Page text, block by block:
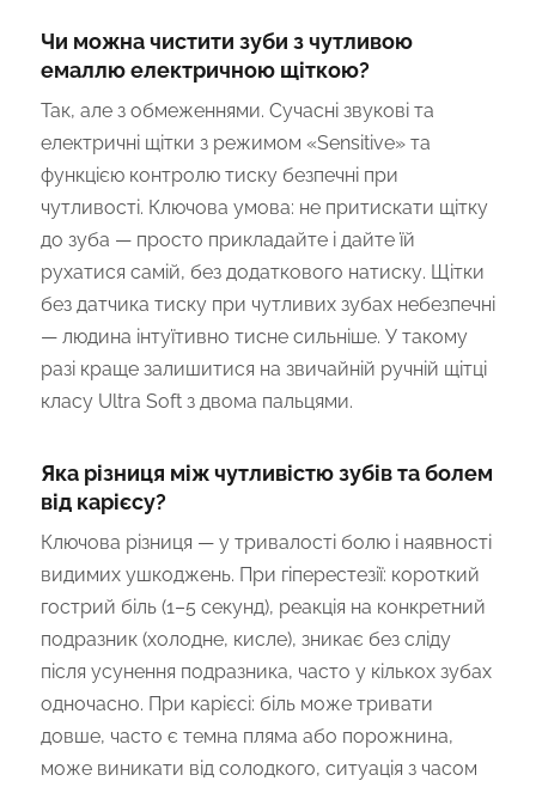
Чи можна чистити зуби з чутливою
емаллю електричною щіткою?
Так, але з обмеженнями. Сучасні звукові та
електричні щітки з режимом «Sensitive» та
функцією контролю тиску безпечні при
чутливості. Ключова умова: не притискати щітку
до зуба — просто прикладайте і дайте їй
рухатися самій, без додаткового натиску. Щітки
без датчика тиску при чутливих зубах небезпечні
— людина інтуїтивно тисне сильніше. У такому
разі краще залишитися на звичайній ручній щітці
класу Ultra Soft з двома пальцями.
Яка різниця між чутливістю зубів та болем
від карієсу?
Ключова різниця — у тривалості болю і наявності
видимих ушкоджень. При гіперестезії: короткий
гострий біль (1–5 секунд), реакція на конкретний
подразник (холодне, кисле), зникає без сліду
після усунення подразника, часто у кількох зубах
одночасно. При карієсі: біль може тривати
довше, часто є темна пляма або порожнина,
може виникати від солодкого, ситуація з часом